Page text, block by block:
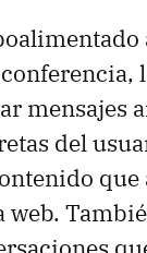
mensajes
del
que